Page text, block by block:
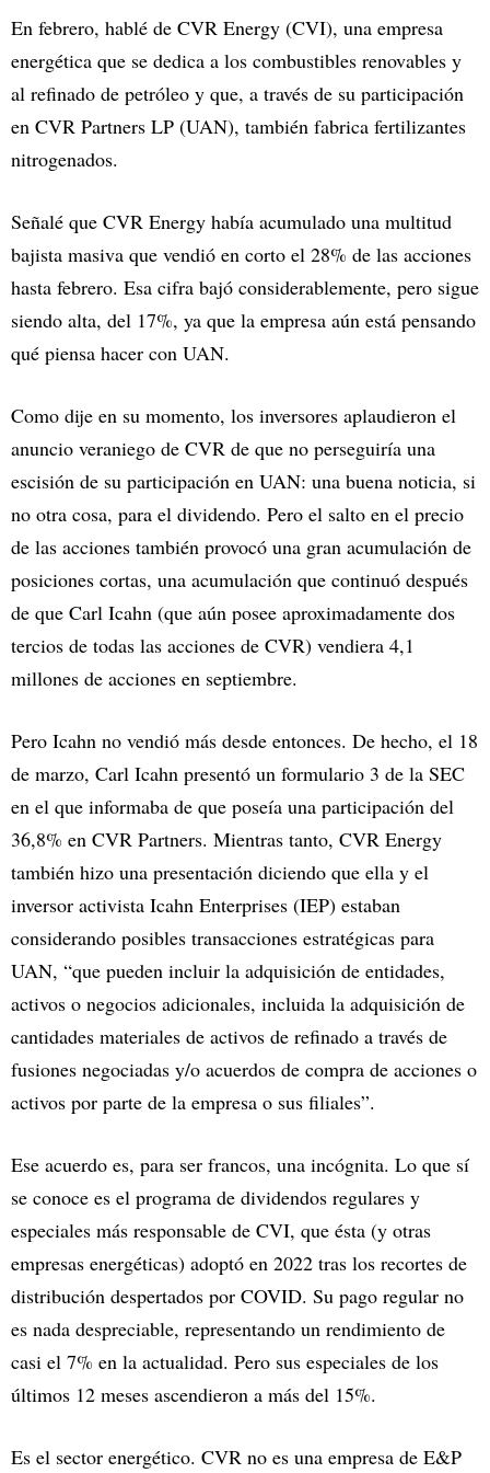
En febrero, hablé de CVR Energy (CVI), una empresa
energética que se dedica a los combustibles renovables y
al refinado de petróleo y que, a través de su participación
en CVR Partners LP (UAN), también fabrica fertilizantes
nitrogenados.
Señalé que CVR Energy había acumulado una multitud
bajista masiva que vendió en corto el 28% de las acciones
hasta febrero. Esa cifra bajó considerablemente, pero sigue
siendo alta, del 17%, ya que la empresa aún está pensando
qué piensa hacer con UAN.
Como dije en su momento, los inversores aplaudieron el
anuncio veraniego de CVR de que no perseguiría una
escisión de su participación en UAN: una buena noticia, si
no otra cosa, para el dividendo. Pero el salto en el precio
de las acciones también provocó una gran acumulación de
posiciones cortas, una acumulación que continuó después
de que Carl Icahn (que aún posee aproximadamente dos
tercios de todas las acciones de CVR) vendiera 4,1
millones de acciones en septiembre.
Pero Icahn no vendió más desde entonces. De hecho, el 18
de marzo, Carl Icahn presentó un formulario 3 de la SEC
en el que informaba de que poseía una participación del
36,8% en CVR Partners. Mientras tanto, CVR Energy
también hizo una presentación diciendo que ella y el
inversor activista Icahn Enterprises (IEP) estaban
considerando posibles transacciones estratégicas para
UAN, “que pueden incluir la adquisición de entidades,
activos o negocios adicionales, incluida la adquisición de
cantidades materiales de activos de refinado a través de
fusiones negociadas y/o acuerdos de compra de acciones o
activos por parte de la empresa o sus filiales”.
Ese acuerdo es, para ser francos, una incógnita. Lo que sí
se conoce es el programa de dividendos regulares y
especiales más responsable de CVI, que ésta (y otras
empresas energéticas) adoptó en 2022 tras los recortes de
distribución despertados por COVID. Su pago regular no
es nada despreciable, representando un rendimiento de
casi el 7% en la actualidad. Pero sus especiales de los
últimos 12 meses ascendieron a más del 15%.
Es el sector energético. CVR no es una empresa de E&P